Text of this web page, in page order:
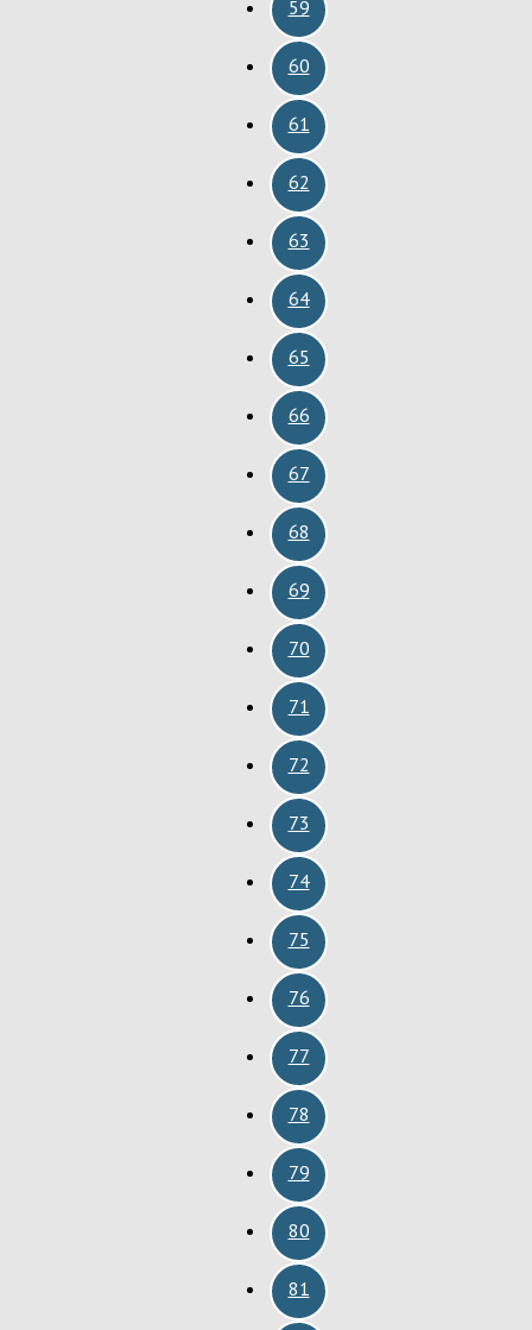
59
60
61
62
63
64
65
66
67
68
69
70
71
72
73
74
75
76
77
78
79
80
81